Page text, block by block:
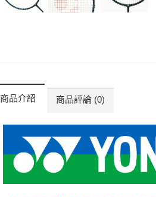
商品介紹 商品評論 (0)